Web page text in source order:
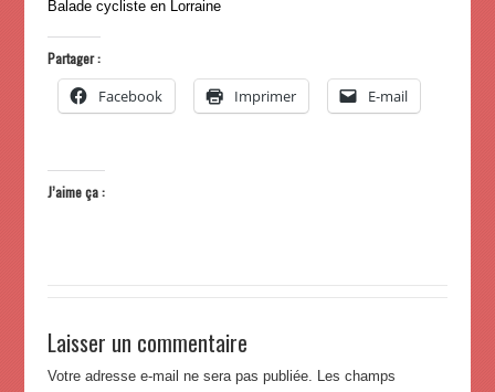
Balade cycliste en Lorraine
Partager :
Facebook Imprimer E-mail
J’aime ça :
Laisser un commentaire
Votre adresse e-mail ne sera pas publiée. Les champs